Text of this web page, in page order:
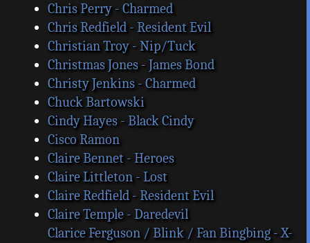
Chris Perry - Charmed
Chris Redfield - Resident Evil
Christian Troy - Nip/Tuck
Christmas Jones - James Bond
Christy Jenkins - Charmed
Chuck Bartowski
Cindy Hayes - Black Cindy
Cisco Ramon
Claire Bennet - Heroes
Claire Littleton - Lost
Claire Redfield - Resident Evil
Claire Temple - Daredevil
Clarice Ferguson / Blink / Fan Bingbing - X-